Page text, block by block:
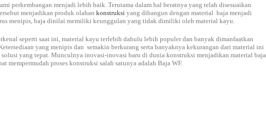
perkembangan menjadi lebih baik. Terutama dalam hal beratnya yang telah disesuaikan
menjadikan produk olahan konstruksi yang dibangun dengan material baja menjadi
menipis, baja dinilai memiliki keunggulan yang tidak dimiliki oleh material kayu.
seperti saat ini, material kayu terlebih dahulu lebih populer dan banyak dimanfaatkan
yang menipis dan semakin berkurang serta banyaknya kekurangan dari material ini
yang tepat. Munculnya inovasi-inovasi baru di dunia konstruksi menjadikan material baja
mempermudah proses konstruksi salah satunya adalah Baja WF.